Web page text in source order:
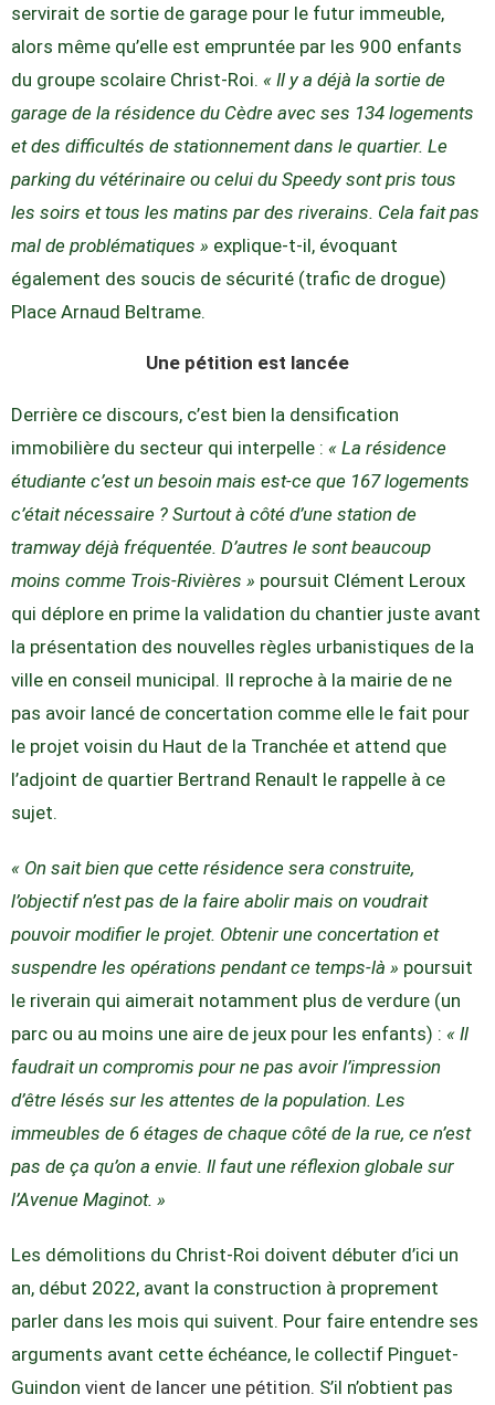
servirait de sortie de garage pour le futur immeuble,
alors même qu’elle est empruntée par les 900 enfants
du groupe scolaire Christ-Roi. « Il y a déjà la sortie de
garage de la résidence du Cèdre avec ses 134 logements
et des difficultés de stationnement dans le quartier. Le
parking du vétérinaire ou celui du Speedy sont pris tous
les soirs et tous les matins par des riverains. Cela fait pas
mal de problématiques » explique-t-il, évoquant
également des soucis de sécurité (trafic de drogue)
Place Arnaud Beltrame.
Une pétition est lancée
Derrière ce discours, c’est bien la densification
immobilière du secteur qui interpelle : « La résidence
étudiante c’est un besoin mais est-ce que 167 logements
c’était nécessaire ? Surtout à côté d’une station de
tramway déjà fréquentée. D’autres le sont beaucoup
moins comme Trois-Rivières » poursuit Clément Leroux
qui déplore en prime la validation du chantier juste avant
la présentation des nouvelles règles urbanistiques de la
ville en conseil municipal. Il reproche à la mairie de ne
pas avoir lancé de concertation comme elle le fait pour
le projet voisin du Haut de la Tranchée et attend que
l’adjoint de quartier Bertrand Renault le rappelle à ce
sujet.
« On sait bien que cette résidence sera construite,
l’objectif n’est pas de la faire abolir mais on voudrait
pouvoir modifier le projet. Obtenir une concertation et
suspendre les opérations pendant ce temps-là » poursuit
le riverain qui aimerait notamment plus de verdure (un
parc ou au moins une aire de jeux pour les enfants) : « Il
faudrait un compromis pour ne pas avoir l’impression
d’être lésés sur les attentes de la population. Les
immeubles de 6 étages de chaque côté de la rue, ce n’est
pas de ça qu’on a envie. Il faut une réflexion globale sur
l’Avenue Maginot. »
Les démolitions du Christ-Roi doivent débuter d’ici un
an, début 2022, avant la construction à proprement
parler dans les mois qui suivent. Pour faire entendre ses
arguments avant cette échéance, le collectif Pinguet-
Guindon vient de lancer une pétition. S’il n’obtient pas